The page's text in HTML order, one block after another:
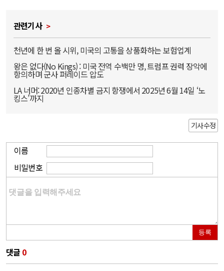
관련기사
천년에 한 번 올 시위, 미국의 고통을 상품화하는 보험업계
왕은 없다(No Kings) : 미국 전역 수백만 명, 트럼프 권력 장악에
항의하며 군사 퍼레이드 압도
LA 너머: 2020년 인종차별 금지 항쟁에서 2025년 6월 14일 ‘노
킹스’까지
기사수정
이름
비밀번호
등록
댓글 0